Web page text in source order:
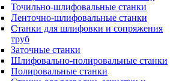
Точильно-шлифовальные станки
Ленточно-шлифовальные станки
Станки для шлифовки и сопряжения
труб
Заточные станки
Шлифовально-полировальные станки
Полировальные станки